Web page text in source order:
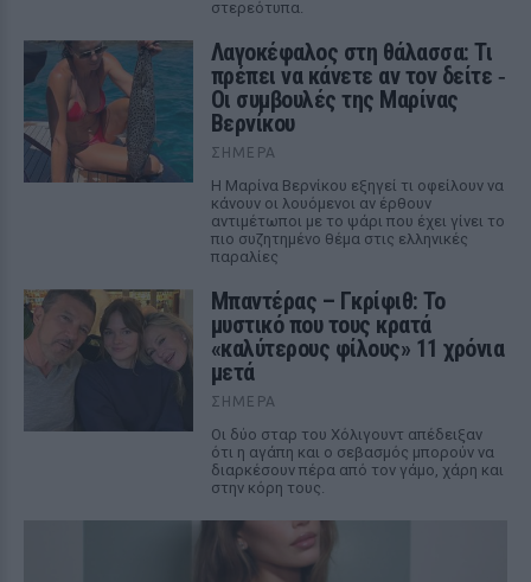
στερεότυπα.
Λαγοκέφαλος στη θάλασσα: Τι
πρέπει να κάνετε αν τον δείτε ‑
Οι συμβουλές της Μαρίνας
Βερνίκου
ΣΉΜΕΡΑ
Η Μαρίνα Βερνίκου εξηγεί τι οφείλουν να
κάνουν οι λουόμενοι αν έρθουν
αντιμέτωποι με το ψάρι που έχει γίνει το
πιο συζητημένο θέμα στις ελληνικές
παραλίες
Μπαντέρας – Γκρίφιθ: Το
μυστικό που τους κρατά
«καλύτερους φίλους» 11 χρόνια
μετά
ΣΉΜΕΡΑ
Οι δύο σταρ του Χόλιγουντ απέδειξαν
ότι η αγάπη και ο σεβασμός μπορούν να
διαρκέσουν πέρα από τον γάμο, χάρη και
στην κόρη τους.